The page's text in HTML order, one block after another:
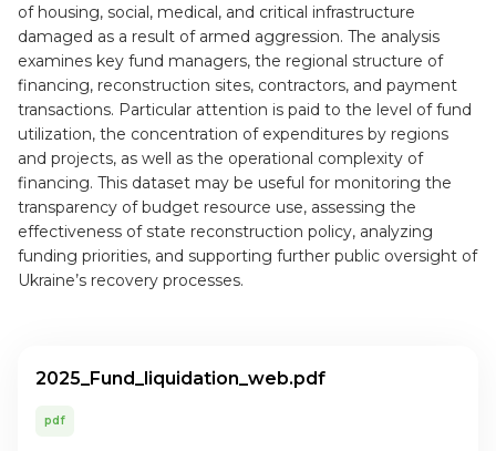
of housing, social, medical, and critical infrastructure
damaged as a result of armed aggression. The analysis
examines key fund managers, the regional structure of
financing, reconstruction sites, contractors, and payment
transactions. Particular attention is paid to the level of fund
utilization, the concentration of expenditures by regions
and projects, as well as the operational complexity of
financing. This dataset may be useful for monitoring the
transparency of budget resource use, assessing the
effectiveness of state reconstruction policy, analyzing
funding priorities, and supporting further public oversight of
Ukraine’s recovery processes.
2025_Fund_liquidation_web.pdf
pdf